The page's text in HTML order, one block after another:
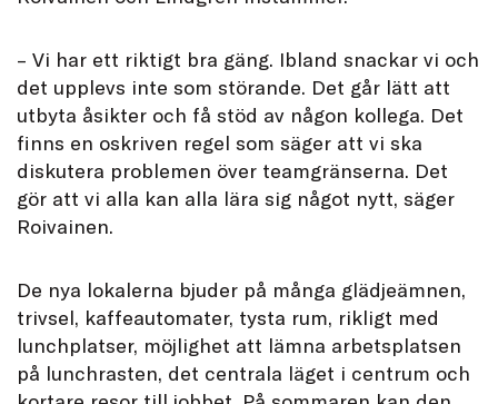
– Vi har ett riktigt bra gäng. Ibland snackar vi och
det upplevs inte som störande. Det går lätt att
utbyta åsikter och få stöd av någon kollega. Det
finns en oskriven regel som säger att vi ska
diskutera problemen över teamgränserna. Det
gör att vi alla kan alla lära sig något nytt, säger
Roivainen.
De nya lokalerna bjuder på många glädjeämnen,
trivsel, kaffeautomater, tysta rum, rikligt med
lunchplatser, möjlighet att lämna arbetsplatsen
på lunchrasten, det centrala läget i centrum och